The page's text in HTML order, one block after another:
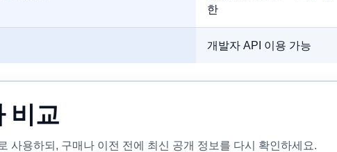
한
개발자 API 이용 가능
비교
사용하되, 구매나 이전 전에 최신 공개 정보를 다시 확인하세요.